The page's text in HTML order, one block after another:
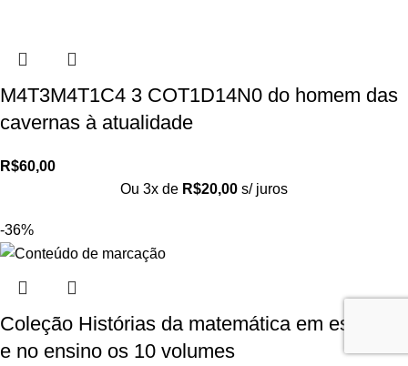
M4T3M4T1C4 3 COT1D14N0 do homem das
cavernas à atualidade
R$60,00
Ou 3x de R$20,00 s/ juros
-36%
Coleção Histórias da matemática em estudos
e no ensino os 10 volumes